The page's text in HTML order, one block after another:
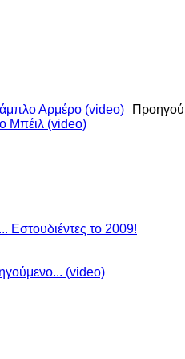
Αρμέρο (video)
Μπέιλ (video)
Εστουδιέντες το 2009!
(video)